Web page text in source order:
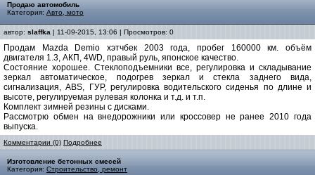
Продаю автомобиль
Категория: Авто, мото
автор: slaffka | 11-09-2015, 13:06 | Просмотров: 0
Продам Mazda Demio хэтчбек 2003 года, пробег 160000 км. объём
двигателя 1.3, АКП, 4WD, правый руль, японское качество.
Состояние хорошее. Стеклоподъемники все, регулировка и складывание
зеркал автоматическое, подогрев зеркал и стекла заднего вида,
сигнализация, ABS, ГУР, регулировка водительского сиденья по длине и
высоте, регулируемая рулевая колонка и т.д. и т.п.
Комплект зимней резины с дисками.
Рассмотрю обмен на внедорожники или кроссовер не ранее 2010 года
выпуска.
Комментарии (0) Подробнее
Изготовление бетонных смесей
Категория: Строительство, ремонт